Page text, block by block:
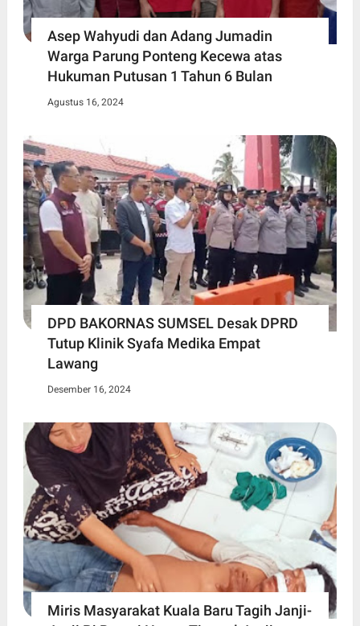
Asep Wahyudi dan Adang Jumadin
Warga Parung Ponteng Kecewa atas
Hukuman Putusan 1 Tahun 6 Bulan
Agustus 16, 2024
DPD BAKORNAS SUMSEL Desak DPRD
Tutup Klinik Syafa Medika Empat
Lawang
Desember 16, 2024
Miris Masyarakat Kuala Baru Tagih Janji-